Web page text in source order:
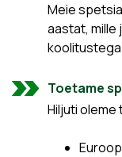
Meie
aastat, mille
Toetame
Hiljuti oleme